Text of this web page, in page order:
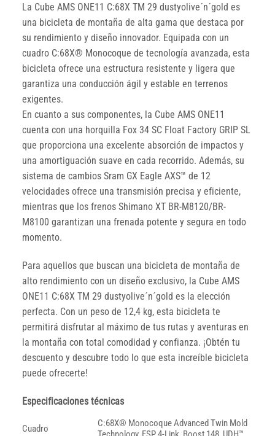
La Cube AMS ONE11 C:68X TM 29 dustyolive´n´gold es
una bicicleta de montaña de alta gama que destaca por
su rendimiento y diseño innovador. Equipada con un
cuadro C:68X® Monocoque de tecnología avanzada, esta
bicicleta ofrece una estructura resistente y ligera que
garantiza una conducción ágil y estable en terrenos
exigentes.
En cuanto a sus componentes, la Cube AMS ONE11
cuenta con una horquilla Fox 34 SC Float Factory GRIP SL
que proporciona una excelente absorción de impactos y
una amortiguación suave en cada recorrido. Además, su
sistema de cambios Sram GX Eagle AXS™ de 12
velocidades ofrece una transmisión precisa y eficiente,
mientras que los frenos Shimano XT BR-M8120/BR-
M8100 garantizan una frenada potente y segura en todo
momento.
Para aquellos que buscan una bicicleta de montaña de
alto rendimiento con un diseño exclusivo, la Cube AMS
ONE11 C:68X TM 29 dustyolive´n´gold es la elección
perfecta. Con un peso de 12,4 kg, esta bicicleta te
permitirá disfrutar al máximo de tus rutas y aventuras en
la montaña con total comodidad y confianza. ¡Obtén tu
descuento y descubre todo lo que esta increíble bicicleta
puede ofrecerte!
Especificaciones técnicas
Cuadro
C:68X® Monocoque Advanced Twin Mold